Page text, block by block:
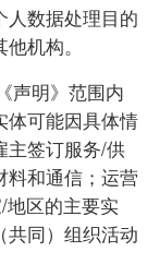
人数据处理目的
机构。
声明》范围内
体可能因具体情
主签订服务/供
料和通信；运营
地区的主要实
共同）组织活动